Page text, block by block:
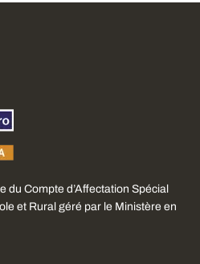
du Compte d’Affectation Spécial
et Rural géré par le Ministère en